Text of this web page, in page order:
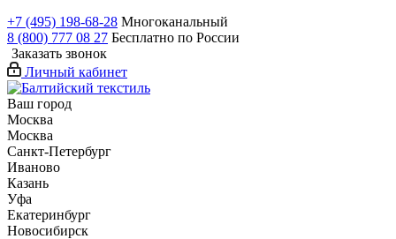
+7 (495) 198-68-28 Многоканальный
8 (800) 777 08 27 Бесплатно по России
Заказать звонок
Личный кабинет
Ваш город
Москва
Москва
Санкт-Петербург
Иваново
Казань
Уфа
Екатеринбург
Новосибирск